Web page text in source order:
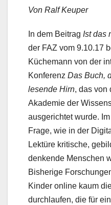
Von Ralf Keuper
In dem Beitrag Ist das
der FAZ vom 9.10.17
Küchemann von der
Konferenz Das Buch,
lesende Hirn, das von
Akademie der
ausgerichtet wurde.
Frage, wie in der
Lektüre kritische,
denkende Menschen
Bisherige
Kinder online kaum
durchlaufen, die für